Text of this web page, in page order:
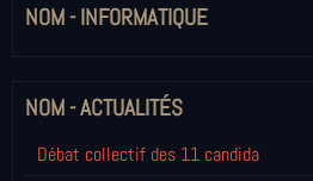
NOM - INFORMATIQUE
NOM - ACTUALITÉS
Débat collectif des 11 candida